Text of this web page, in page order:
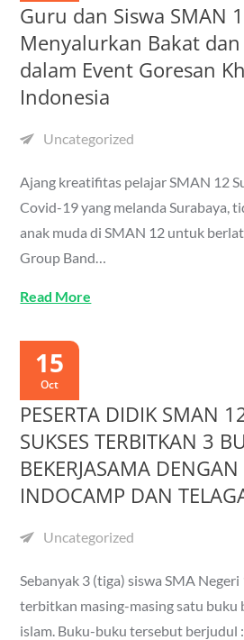
Guru dan Siswa SMAN
Menyalurkan Bakat
dalam Event Goresan
Indonesia
Uncategorized
Ajang kreatifitas pelajar SMAN 12
Covid-19 yang melanda Surabaya,
anak muda di SMAN 12 untuk
Group Band…
Read More
15
Oct
PESERTA DIDIK SMAN
SUKSES TERBITKAN 3
BEKERJASAMA
INDOCAMP DAN
Uncategorized
Sebanyak 3 (tiga) siswa SMA Negeri
terbitkan masing-masing satu buku
islam. Buku-buku tersebut berjudul :